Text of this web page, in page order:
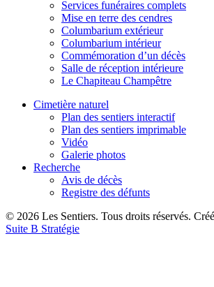
Services funéraires complets
Mise en terre des cendres
Columbarium extérieur
Columbarium intérieur
Commémoration d’un décès
Salle de réception intérieure
Le Chapiteau Champêtre
Cimetière naturel
Plan des sentiers interactif
Plan des sentiers imprimable
Vidéo
Galerie photos
Recherche
Avis de décès
Registre des défunts
© 2026 Les Sentiers. Tous droits réservés.
Suite B Stratégie